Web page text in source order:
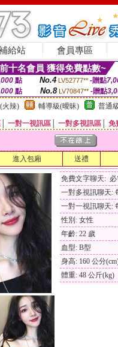
給站 會員專區
十名會員 獲得免費點數~
點 No.4 LV52777** -贈點
點 No.8 LV70847** -贈點
火辣) 輔導級(曖昧) 普通
一對一視訊區 一對多視訊區 免
進入包廂 送禮
免費文字聊天:
一對多視訊聊天:
一對一視訊聊天:
性別: 女性
年齡: 22 歲
血型: B型
身高: 160 公分
體重: 48 公斤(kg)